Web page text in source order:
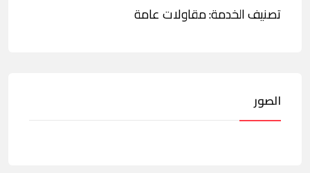
تصنيف الخدمة: مقاولات عامة
الصور